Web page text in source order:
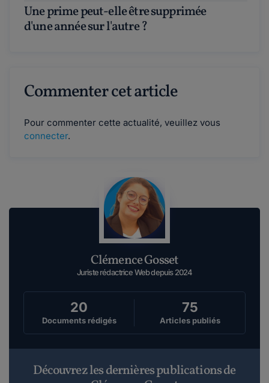
Une prime peut-elle être supprimée
d'une année sur l'autre ?
Commenter cet article
Pour commenter cette actualité, veuillez vous
connecter.
Clémence Gosset
Juriste rédactrice Web depuis 2024
20
Documents rédigés
75
Articles publiés
Découvrez les dernières publications de